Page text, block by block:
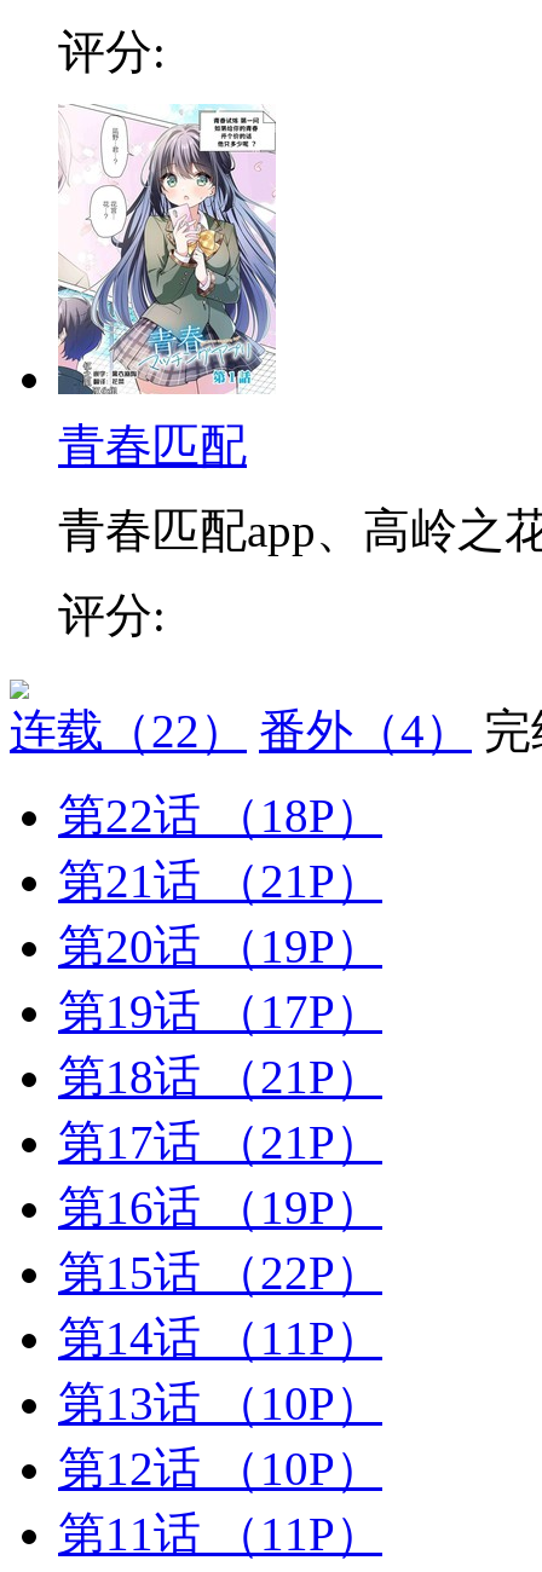
评分:
青春匹配
青春匹配app、高岭之
评分:
连载 （22） 番外 （4）
第22话
（18P）
第21话
（21P）
第20话
（19P）
第19话
（17P）
第18话
（21P）
第17话
（21P）
第16话
（19P）
第15话
（22P）
第14话
（11P）
第13话
（10P）
第12话
（10P）
第11话
（11P）